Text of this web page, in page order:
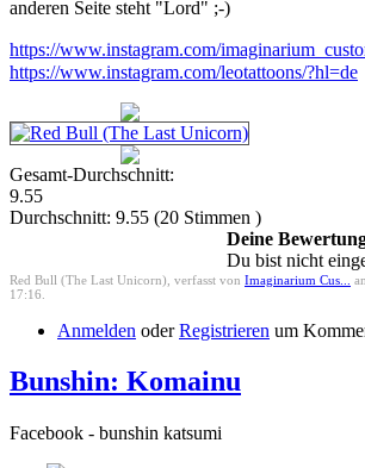
anderen Seite steht "Lord" ;-)
https://www.instagram.com/
https://www.instagram.com/leotattoons/?hl=de
Gesamt-Durchschnitt:
9.55
Durchschnitt: 9.55 (20 Stimmen )
Deine
Du bist nicht
Red Bull (The Last Unicorn), verfasst von Imaginarium Cus...
17:16.
Anmelden oderRegistrieren um
Bunshin: Komainu
Facebook - bunshin katsumi